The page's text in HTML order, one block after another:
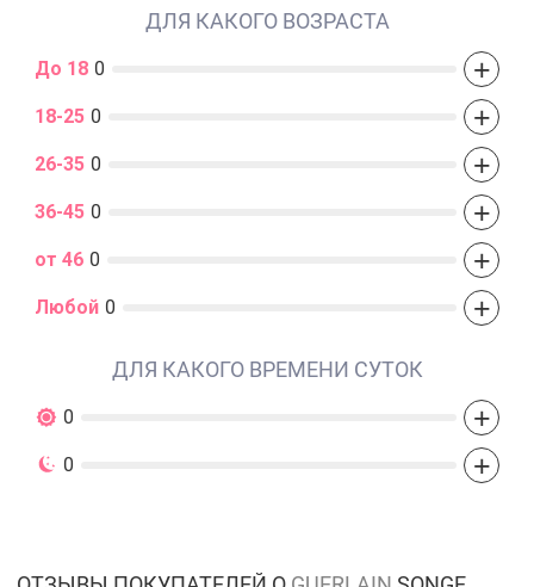
ДЛЯ КАКОГО ВОЗРАСТА
До 18 0 +
18-25 0 +
26-35 0 +
36-45 0 +
от 46 0 +
Любой 0 +
ДЛЯ КАКОГО ВРЕМЕНИ СУТОК
0 +
0 +